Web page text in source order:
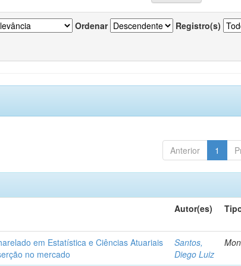
Ordenar Registro(s)
Anterior 1
Autor(es)
em Estatística e Ciências Atuariais
no mercado
Santos,
Diego Luiz